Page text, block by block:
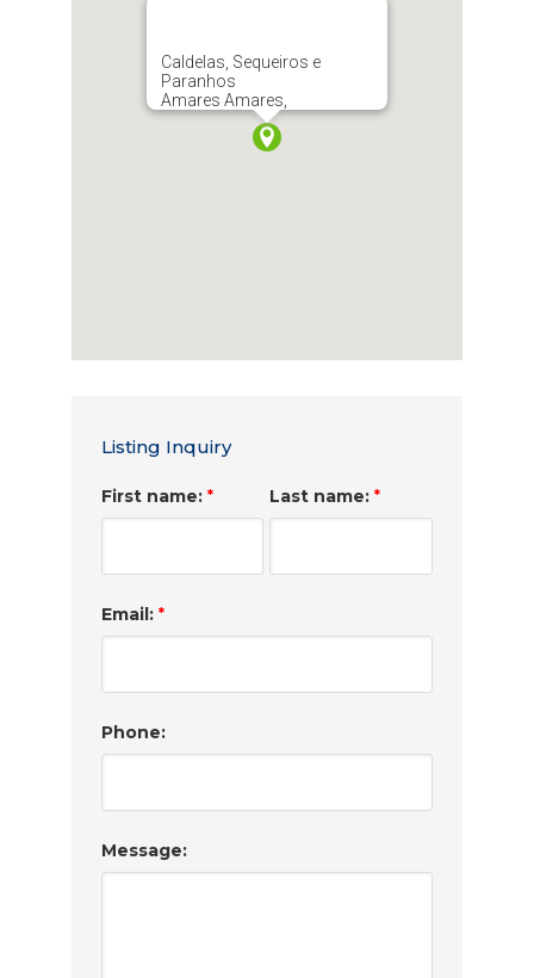
Caldelas, Sequeiros e
Paranhos
Amares Amares,
Listing Inquiry
First name: * Last name:*
Email: *
Phone:
Message: